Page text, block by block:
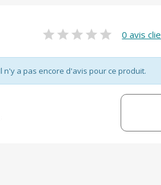
0 avis
n'y a pas encore d'avis pour ce produit.